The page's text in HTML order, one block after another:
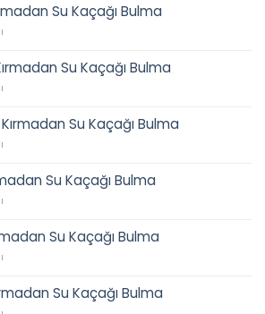
Su Kaçağı Bulma
Su Kaçağı Bulma
Su Kaçağı Bulma
Su Kaçağı Bulma
Su Kaçağı Bulma
Su Kaçağı Bulma